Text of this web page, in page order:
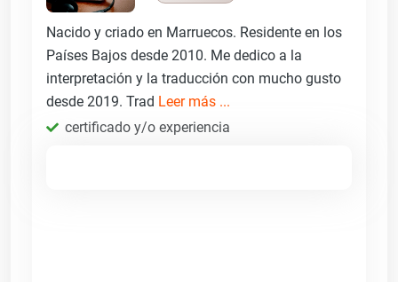
Nacido y criado en Marruecos. Residente en los
Países Bajos desde 2010. Me dedico a la
interpretación y la traducción con mucho gusto
desde 2019. Trad Leer más ...
certificado y/o experiencia